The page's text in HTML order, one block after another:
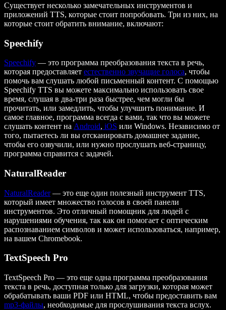
Существует несколько замечательных инструментов и
приложений TTS, которые стоит попробовать. Три из них, на
которые стоит обратить внимание, включают:
Speechify
Speechify — это программа преобразования текста в речь,
которая предоставляет естественно звучащие голоса, чтобы
помочь вам слушать любой письменный контент. С помощью
Speechify TTS вы можете максимально использовать свое
время, слушая в два-три раза быстрее, чем могли бы
прочитать, или замедлить, чтобы улучшить понимание. И
самое главное, программа всегда с вами, так что вы можете
слушать контент на Android, iOS или Windows. Независимо от
того, пытаетесь ли вы отсканировать домашнее задание,
чтобы его озвучили, или нужно прослушать веб-страницу,
программа справится с задачей.
NaturalReader
NaturalReader— это еще один полезный инструмент TTS,
который имеет множество голосов в своей панели
инструментов. Это отличный помощник для людей с
нарушениями обучения, так как он помогает с оптическим
распознаванием символов и может использоваться, например,
на вашем Chromebook.
TextSpeech Pro
TextSpeech Pro — это еще одна программа преобразования
текста в речь, доступная только для загрузки, которая может
обрабатывать ваши PDF или HTML, чтобы предоставить вам
mp3-файлы, необходимые для прослушивания текста вслух.